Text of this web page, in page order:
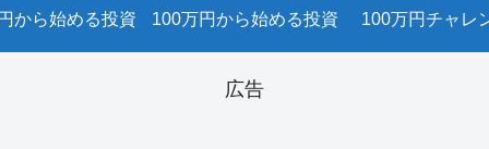
から始める投資 100万円から始める投資 100万円チャレ
広告